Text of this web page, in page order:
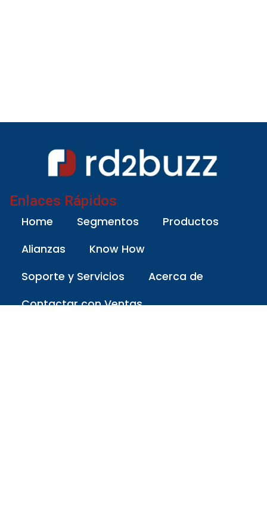
Enlaces Rápidos
Home Segmentos
Productos
Alianzas
Know How
Soporte y Servicios
Acerca de
Contactar con Ventas